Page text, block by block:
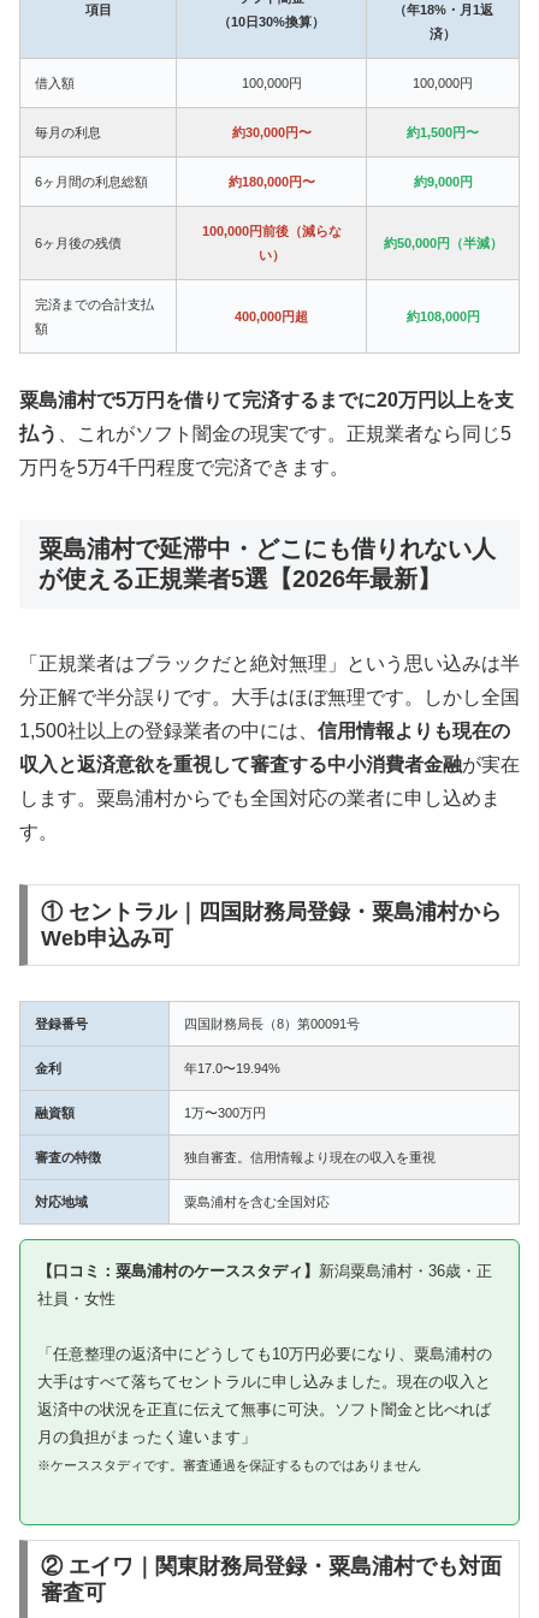
項目
（10日30%換算）
（年18%・月1返
済）
借入額 100,000円 100,000円
毎月の利息 約30,000円〜 約1,500円〜
6ヶ月間の利息総額 約180,000円〜 約9,000円
6ヶ月後の残債
100,000円前後（減らな
い）
約50,000円（半減）
完済までの合計支払
額
400,000円超 約108,000円
粟島浦村で5万円を借りて完済するまでに20万円以上を支
払う
、これがソフト闇金の現実です。正規業者なら同じ5
万円を5万4千円程度で完済できます。
粟島浦村で延滞中・どこにも借りれない人
が使える正規業者5選【2026年最新】
「正規業者はブラックだと絶対無理」という思い込みは半
分正解で半分誤りです。大手はほぼ無理です。しかし全国
1,500社以上の登録業者の中には、 信用情報よりも現在の
収入と返済意欲を重視して審査する中小消費者金融が実在
します。粟島浦村からでも全国対応の業者に申し込めま
す。
① セントラル｜四国財務局登録・粟島浦村から
Web申込み可
登録番号 四国財務局長（8）第00091号
金利 年17.0〜19.94%
融資額 1万〜300万円
審査の特徴 独自審査。信用情報より現在の収入を重視
対応地域 粟島浦村を含む全国対応
【口コミ：粟島浦村のケーススタディ】 新潟粟島浦村・36歳・正
社員・女性
「任意整理の返済中にどうしても10万円必要になり、粟島浦村の
大手はすべて落ちてセントラルに申し込みました。現在の収入と
返済中の状況を正直に伝えて無事に可決。ソフト闇金と比べれば
月の負担がまったく違います」
※ケーススタディです。審査通過を保証するものではありません
② エイワ｜関東財務局登録・粟島浦村でも対面
審査可